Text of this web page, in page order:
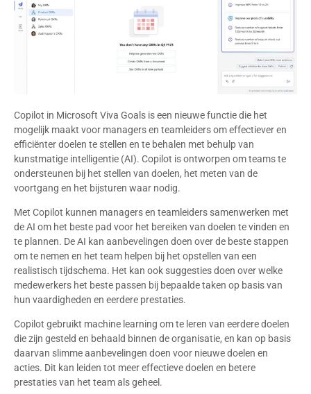
Copilot in Microsoft Viva Goals is een nieuwe functie die het
mogelijk maakt voor managers en teamleiders om effectiever en
efficiënter doelen te stellen en te behalen met behulp van
kunstmatige intelligentie (AI). Copilot is ontworpen om teams te
ondersteunen bij het stellen van doelen, het meten van de
voortgang en het bijsturen waar nodig.
Met Copilot kunnen managers en teamleiders samenwerken met
de AI om het beste pad voor het bereiken van doelen te vinden en
te plannen. De AI kan aanbevelingen doen over de beste stappen
om te nemen en het team helpen bij het opstellen van een
realistisch tijdschema. Het kan ook suggesties doen over welke
medewerkers het beste passen bij bepaalde taken op basis van
hun vaardigheden en eerdere prestaties.
Copilot gebruikt machine learning om te leren van eerdere doelen
die zijn gesteld en behaald binnen de organisatie, en kan op basis
daarvan slimme aanbevelingen doen voor nieuwe doelen en
acties. Dit kan leiden tot meer effectieve doelen en betere
prestaties van het team als geheel.